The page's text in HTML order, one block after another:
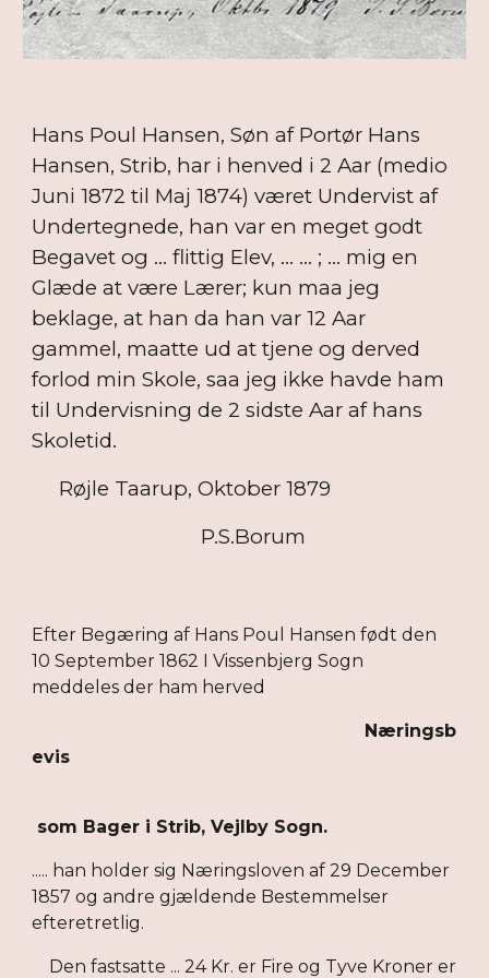
Hans Poul Hansen, Søn af Portør Hans
Hansen, Strib, har i henved i 2 Aar (medio
Juni 1872 til Maj 1874) været Undervist af
Undertegnede, han var en meget godt
Begavet og ... flittig Elev, ... ... ; ... mig en
Glæde at være Lærer; kun maa jeg
beklage, at han da han var 12 Aar
gammel, maatte ud at tjene og derved
forlod min Skole, saa jeg ikke havde ham
til Undervisning de 2 sidste Aar af hans
Skoletid.
Røjle Taarup, Oktober 1879
P.S.Borum
Efter Begæring af Hans Poul Hansen født den
10 September 1862 I Vissenbjerg Sogn
meddeles der ham herved
Næringsb
evis
som Bager i Strib, Vejlby Sogn.
..... han holder sig Næringsloven af 29 December
1857 og andre gjældende Bestemmelser
efteretretlig.
Den fastsatte ... 24 Kr. er Fire og Tyve Kroner er